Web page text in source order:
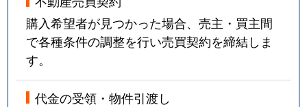
購入希望者が見つかった場合、売主・買主間
で各種条件の調整を行い売買契約を締結しま
す。
代金の受領・物件引渡し